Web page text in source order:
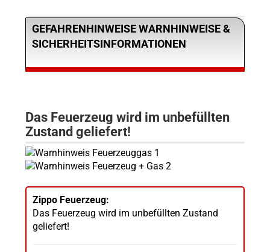
GEFAHRENHINWEISE WARNHINWEISE &
SICHERHEITSINFORMATIONEN
Das Feuerzeug wird im unbefüllten
Zustand geliefert!
Zippo Feuerzeug:
Das Feuerzeug wird im unbefüllten Zustand
geliefert!